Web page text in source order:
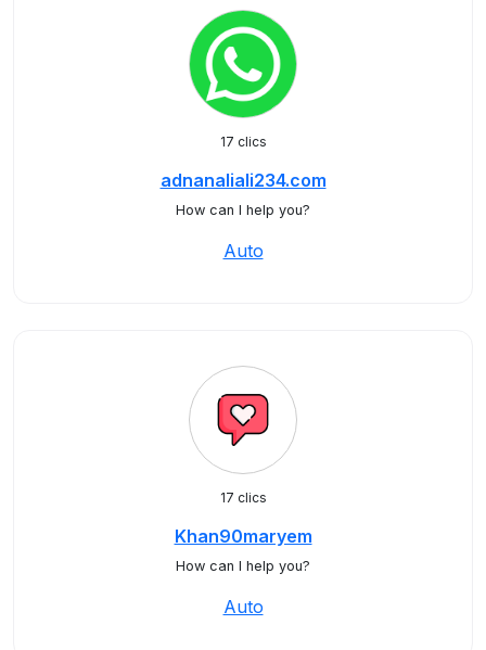
17 clics
adnanaliali234.com
How can I help you?
Auto
17 clics
Khan90maryem
How can I help you?
Auto